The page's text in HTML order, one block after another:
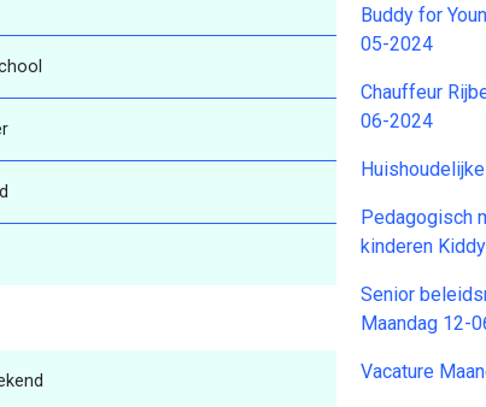
Buddy for
05-2024
Chauffeur
06-2024
Pedagogisch
kinderen
Senior
Maandag 12-
Vacature